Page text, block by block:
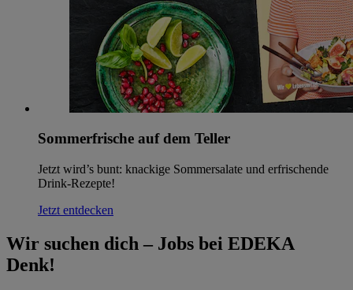
Sommerfrische auf dem Teller
Jetzt wird’s bunt: knackige Sommersalate und erfrischende
Drink-Rezepte!
Jetzt entdecken
Wir suchen dich – Jobs bei EDEKA
Denk!